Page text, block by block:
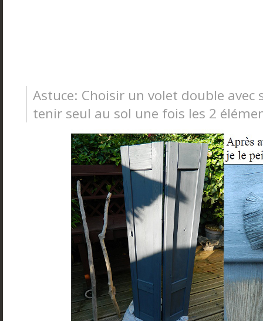
Astuce: Choisir un volet double
tenir seul au sol une fois les 2